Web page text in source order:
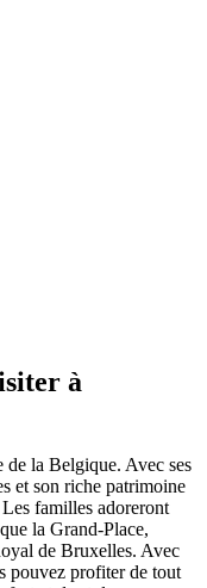
à
la Belgique. Avec ses
et son riche patrimoine
familles adoreront
la Grand-Place,
de Bruxelles. Avec
pouvez profiter de tout